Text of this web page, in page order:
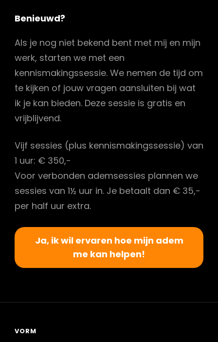
Benieuwd?
Als je nog niet bekend bent met mij en mijn
werk, starten we met een
kennismakingssessie. We nemen de tijd om
te kijken of jouw vragen aansluiten bij wat
ik je kan bieden. Deze sessie is gratis en
vrijblijvend.
Vijf sessies (plus kennismakingssessie) van
1 uur: € 350,-
Voor verbonden ademsessies plannen we
sessies van 1½ uur in. Je betaalt dan € 35,-
per half uur extra.
Ja, ik wil ervaren hoe mijn adem
me kan helpen!
VORM